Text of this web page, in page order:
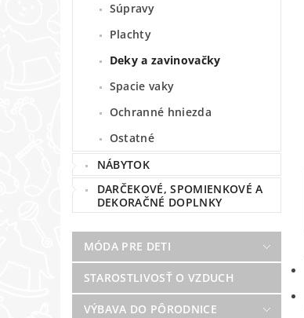
Súpravy
Plachty
Deky a zavinovačky
Spacie vaky
Ochranné hniezda
Ostatné
NÁBYTOK
DARČEKOVÉ, SPOMIENKOVÉ A
DEKORAČNÉ DOPLNKY
MÓDA PRE DETI
STAROSTLIVOSŤ O VZDUCH
VÝBAVA DO PÔRODNICE